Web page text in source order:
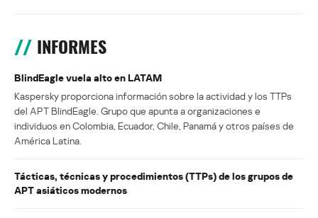
INFORMES
BlindEagle vuela alto en LATAM
Kaspersky proporciona información sobre la actividad y los TTPs
del APT BlindEagle. Grupo que apunta a organizaciones e
individuos en Colombia, Ecuador, Chile, Panamá y otros países de
América Latina.
Tácticas, técnicas y procedimientos (TTPs) de los grupos de
APT asiáticos modernos